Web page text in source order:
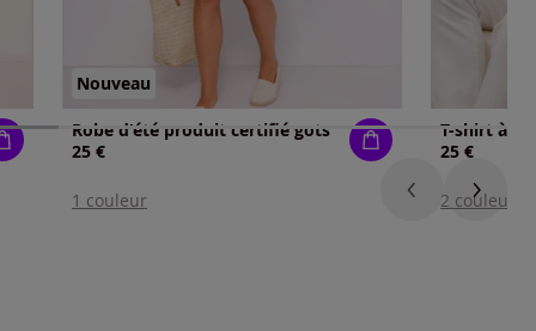
Nouveau
Robe d'été produit certifié gots
25 €
1 couleur
25 €
2 couleurs